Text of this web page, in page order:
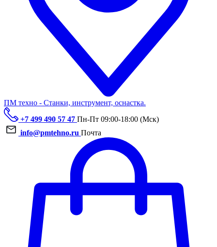
ПМ техно - Станки, инструмент, оснастка.
+7 499 490 57 47 Пн-Пт 09:00-18:00 (Мск)
info@pmtehno.ru Почта